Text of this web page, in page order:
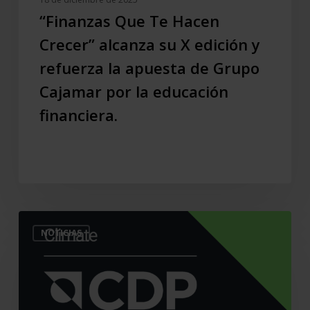
Grupo
Cajamar
educación
“Finanzas Que Te Hacen
Crecer” alcanza su X edición y
refuerza la apuesta de Grupo
Cajamar por la educación
financiera.
NOTICIAS
reconoce
nuevamente